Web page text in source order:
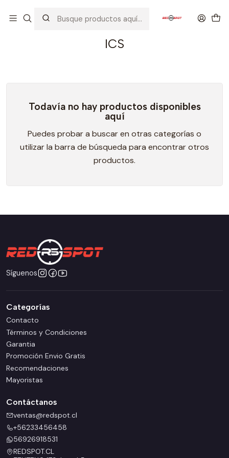
ICS
Todavía no hay productos disponibles
aquí
Puedes probar a buscar en otras categorías o
utilizar la barra de búsqueda para encontrar otros
productos.
Síguenos
Categorías
Contacto
Términos y Condiciones
Garantia
Promoción Envio Gratis
Recomendaciones
Mayoristas
Contáctanos
ventas@redspot.cl
+56233456458
56926918531
REDSPOT.CL